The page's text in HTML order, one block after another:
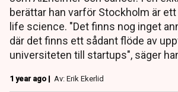
berättar han varför Stockholm är
life science. "Det finns nog inget
där det finns ett sådant flöde av
universiteten till startups", säger
1 year ago | Av: Erik Ekerlid